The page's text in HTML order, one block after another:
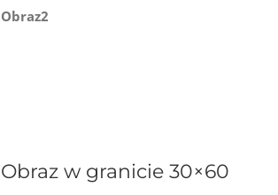
Obraz2
Obraz w granicie 30×60